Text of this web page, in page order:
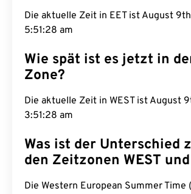
Die aktuelle Zeit in EET ist August
5:51:29 am
Wie spät ist es jetzt in
Zone?
Die aktuelle Zeit in WEST ist August
3:51:29 am
Was ist der Unterschied
den Zeitzonen WEST und
Die Western European Summer Time